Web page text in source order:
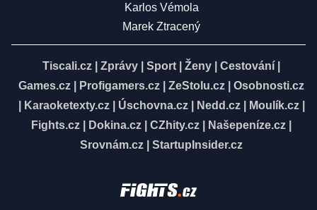
Karlos Vémola
Marek Ztracený
Tiscali.cz Zprávy Sport Ženy Cestování
Games.cz
Profigamers.cz ZeStolu.cz
Osobnosti.cz
Karaoketexty.cz| Úschovna.cz| Nedd.cz| Moulík.cz|
Fights.cz
Dokina.cz CZhity.cz Našepeníze.cz
Srovnám.cz
StartupInsider.cz